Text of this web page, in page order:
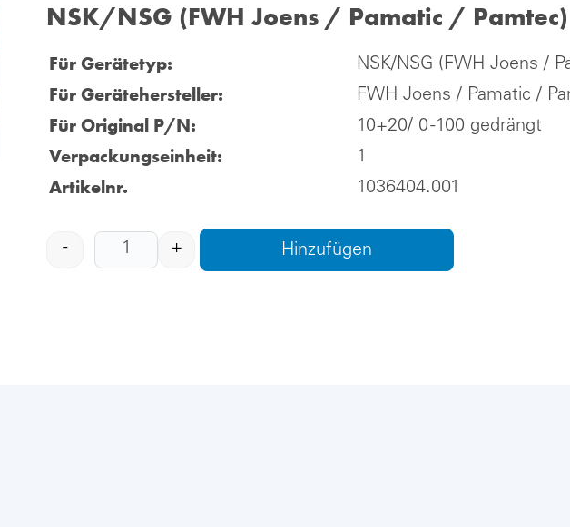
NSK/NSG (FWH Joens / Pamatic / Pamtec)
Für Gerätetyp: NSK/NSG (FWH Joens /
Für Gerätehersteller: FWH Joens / Pamatic /
Für Original P/N: 10+20/ 0 -100 gedrängt
Verpackungseinheit: 1
Artikelnr. 1036404.001
- + Hinzufügen